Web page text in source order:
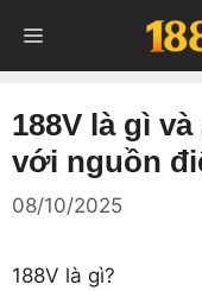
đến
nội
MENU
188V là gì
với nguồn
08/10/2025
188V là gì?